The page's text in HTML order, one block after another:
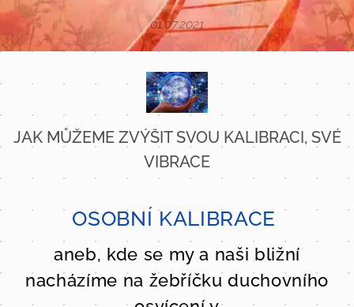
01.07.2021
JAK MŮŽEME ZVÝŠIT SVOU KALIBRACI, SVÉ
VIBRACE
OSOBNÍ KALIBRACE
aneb, kde se my a naši bližní
nacházíme na žebříčku duchovního